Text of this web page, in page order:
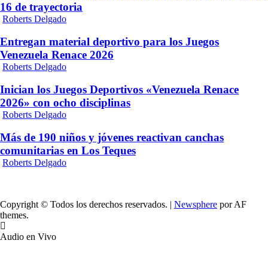
16 de trayectoria
Roberts Delgado
Entregan material deportivo para los Juegos
Venezuela Renace 2026
Roberts Delgado
Inician los Juegos Deportivos «Venezuela Renace
2026» con ocho disciplinas
Roberts Delgado
Más de 190 niños y jóvenes reactivan canchas
comunitarias en Los Teques
Roberts Delgado
Copyright © Todos los derechos reservados. | Newsphere por AF
themes.
Audio en Vivo